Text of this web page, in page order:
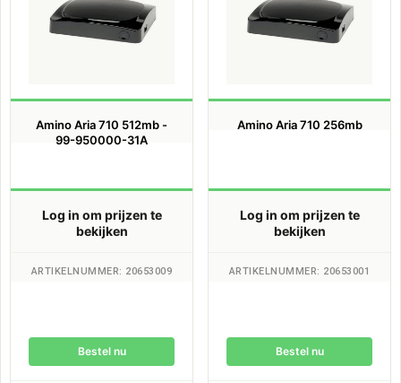
Amino Aria 710 512mb -
99-950000-31A
Log in om prijzen te
bekijken
ARTIKELNUMMER: 20653009
Bestel nu
Amino Aria 710 256mb
Log in om prijzen te
bekijken
ARTIKELNUMMER: 20653001
Bestel nu